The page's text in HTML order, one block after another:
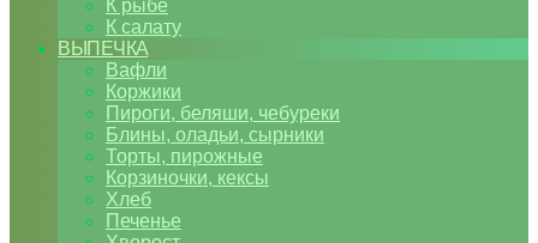
К рыбе
К салату
ВЫПЕЧКА
Вафли
Коржики
Пироги, беляши, чебуреки
Блины, оладьи, сырники
Торты, пирожные
Корзиночки, кексы
Хлеб
Печенье